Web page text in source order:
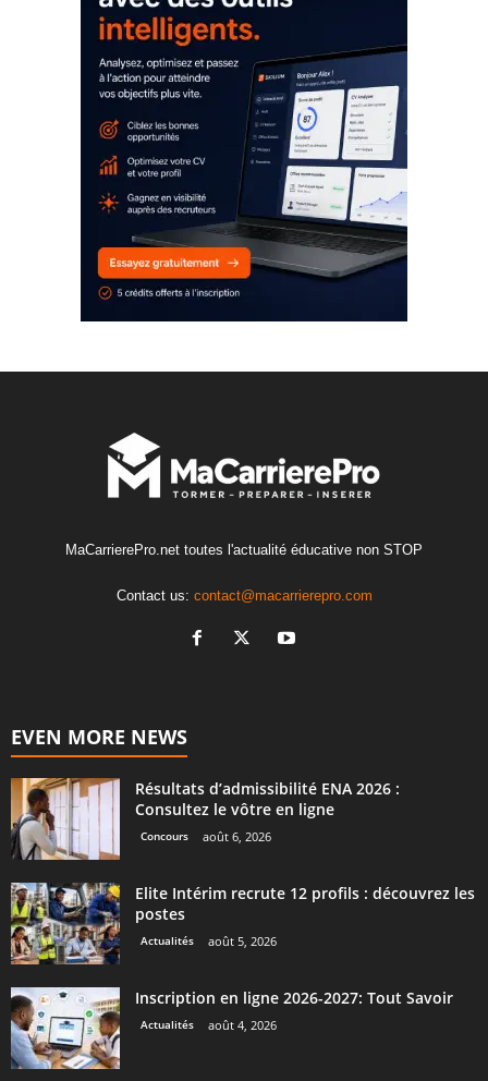
MaCarrierePro.net toutes l'actualité éducative non STOP
Contact us: contact@macarrierepro.com
EVEN MORE NEWS
Résultats d’admissibilité ENA 2026 :
Consultez le vôtre en ligne
Concours août 6, 2026
Elite Intérim recrute 12 profils : découvrez les
postes
Actualités août 5, 2026
Inscription en ligne 2026-2027: Tout Savoir
Actualités août 4, 2026